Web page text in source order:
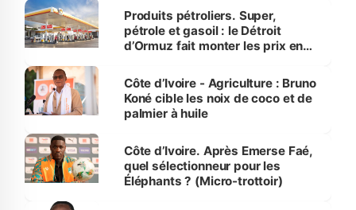
menacées
Produits pétroliers. Super,
pétrole et gasoil : le Détroit
d’Ormuz fait monter les prix en
Côte d’Ivoire - Agriculture : Bruno
Koné cible les noix de coco et de
palmier à huile
Côte d’Ivoire. Après Emerse Faé,
quel sélectionneur pour les
Éléphants ? (Micro-trottoir)